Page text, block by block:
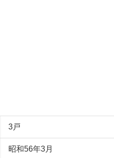
3戸
昭和56年3月